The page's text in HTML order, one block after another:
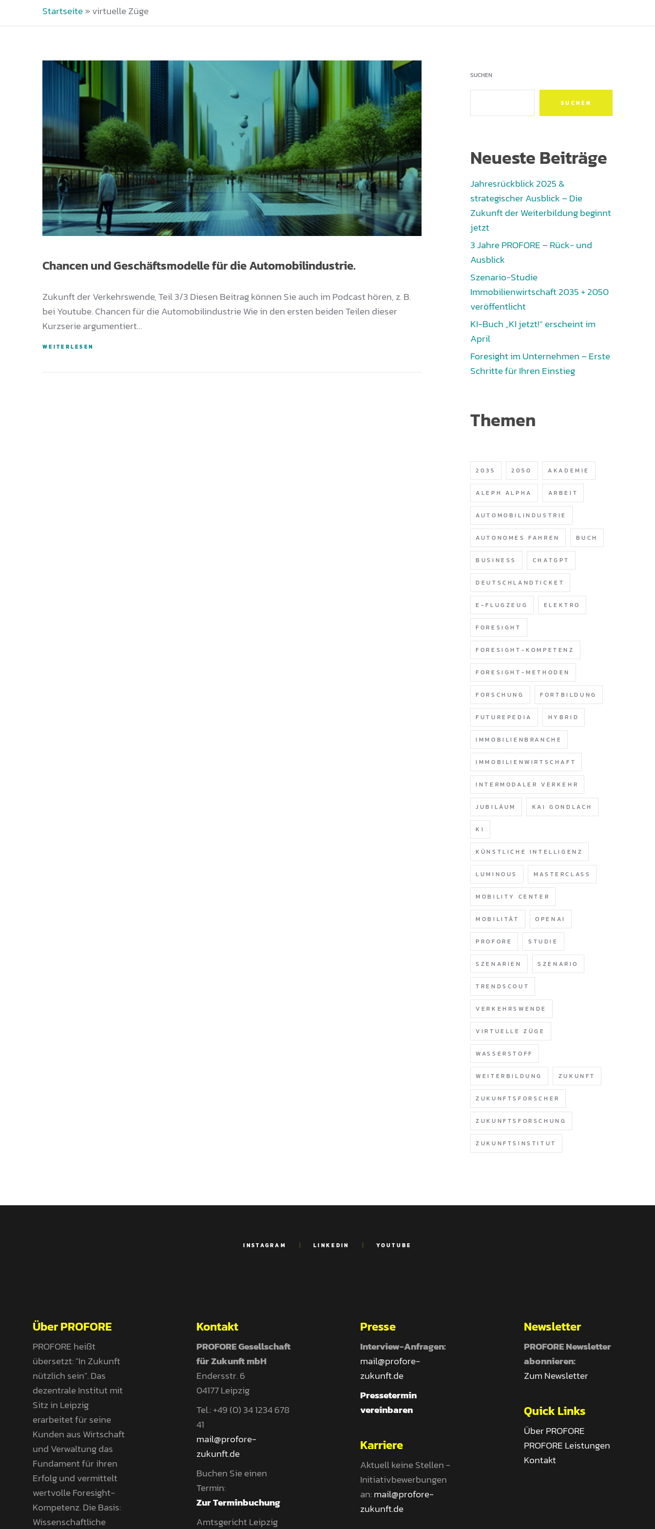
Startseite»virtuelle Züge
Chancen und Geschäftsmodelle für die Automobilindustrie.
Zukunft der Verkehrswende, Teil 3/3 Diesen Beitrag können Sie auch im Podcast hören, z. B.
bei Youtube. Chancen für die Automobilindustrie Wie in den ersten beiden Teilen dieser
Kurzserie argumentiert…
WEITERLESEN
SUCHEN
SUCHEN
Neueste Beiträge
Jahresrückblick 2025 &
strategischer Ausblick – Die
Zukunft der Weiterbildung beginnt
jetzt
3 Jahre PROFORE – Rück- und
Ausblick
Szenario-Studie
Immobilienwirtschaft 2035 + 2050
veröffentlicht
KI-Buch „KI jetzt!“ erscheint im
April
Foresight im Unternehmen – Erste
Schritte für Ihren Einstieg
Themen
2035 2050 AKADEMIE
ALEPH ALPHA ARBEIT
AUTOMOBILINDUSTRIE
AUTONOMES FAHREN BUCH
BUSINESS CHATGPT
DEUTSCHLANDTICKET
E-FLUGZEUG ELEKTRO
FORESIGHT
FORESIGHT-KOMPETENZ
FORESIGHT-METHODEN
FORSCHUNG FORTBILDUNG
FUTUREPEDIA HYBRID
IMMOBILIENBRANCHE
IMMOBILIENWIRTSCHAFT
INTERMODALER VERKEHR
JUBILÄUM KAI GONDLACH
KI
KÜNSTLICHE INTELLIGENZ
LUMINOUS MASTERCLASS
MOBILITY CENTER
MOBILITÄT OPENAI
PROFORE STUDIE
SZENARIEN SZENARIO
TRENDSCOUT
VERKEHRSWENDE
VIRTUELLE ZÜGE
WASSERSTOFF
WEITERBILDUNG ZUKUNFT
ZUKUNFTSFORSCHER
ZUKUNFTSFORSCHUNG
ZUKUNFTSINSTITUT
INSTAGRAM LINKEDIN YOUTUBE
Über PROFORE
PROFORE heißt
übersetzt: "In Zukunft
nützlich sein". Das
dezentrale Institut mit
Sitz in Leipzig
erarbeitet für seine
Kunden aus Wirtschaft
und Verwaltung das
Fundament für ihren
Erfolg und vermittelt
wertvolle Foresight-
Kompetenz. Die Basis:
Wissenschaftliche
Kontakt
PROFORE Gesellschaft
für Zukunft mbH
Endersstr. 6
04177 Leipzig
Tel.: +49 (0) 34 1234 678
41
mail@profore-
zukunft.de
Buchen Sie einen
Termin:
Zur Terminbuchung
Amtsgericht Leipzig
Presse
Interview-Anfragen:
mail@profore-
zukunft.de
Pressetermin
vereinbaren
Karriere
Aktuell keine Stellen -
Initiativbewerbungen
an:mail@profore-
zukunft.de
Newsletter
PROFORE Newsletter
abonnieren:
Zum Newsletter
Quick Links
Über PROFORE
PROFORE Leistungen
Kontakt